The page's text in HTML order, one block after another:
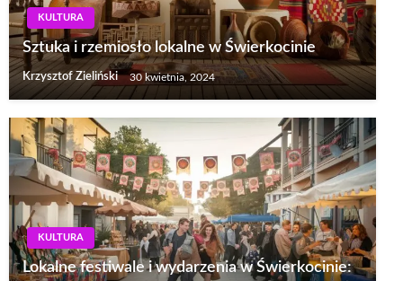
KULTURA
Sztuka i rzemiosło lokalne w Świerkocinie
Krzysztof Zieliński 30 kwietnia, 2024
KULTURA
Lokalne festiwale i wydarzenia w Świerkocinie: